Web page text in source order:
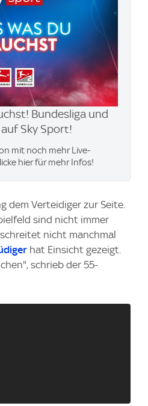
Bundesliga und
Sky Sport!
mit noch mehr Live-
hier für mehr Infos!
dem Verteidiger zur Seite.
sind nicht immer
nicht manchmal
hat Einsicht gezeigt.
schrieb der 55-